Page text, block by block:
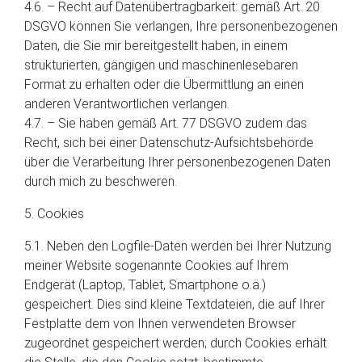
4.6. – Recht auf Datenübertragbarkeit: gemäß Art. 20
DSGVO können Sie verlangen, Ihre personenbezogenen
Daten, die Sie mir bereitgestellt haben, in einem
strukturierten, gängigen und maschinenlesebaren
Format zu erhalten oder die Übermittlung an einen
anderen Verantwortlichen verlangen.
4.7. – Sie haben gemäß Art. 77 DSGVO zudem das
Recht, sich bei einer Datenschutz-Aufsichtsbehörde
über die Verarbeitung Ihrer personenbezogenen Daten
durch mich zu beschweren.
5. Cookies
5.1. Neben den Logfile-Daten werden bei Ihrer Nutzung
meiner Website sogenannte Cookies auf Ihrem
Endgerät (Laptop, Tablet, Smartphone o.ä.)
gespeichert. Dies sind kleine Textdateien, die auf Ihrer
Festplatte dem von Ihnen verwendeten Browser
zugeordnet gespeichert werden; durch Cookies erhält